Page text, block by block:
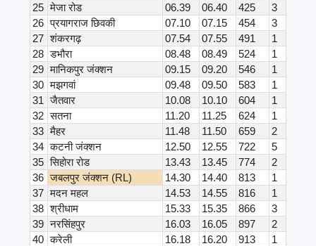
25 मेजा रोड 06.39 06.40 425
3
26 प्रयागराज छिवकी 07.10 07.15 454
3
27 शंकरगढ़ 07.54 07.55 491
1
28 डभौरा 08.48 08.49 524
1
29 मानिकपुर जंक्शन 09.15 09.20 546
1
30 मझगवां 09.48 09.50 583
1
31 जैतवार 10.08 10.10 604
1
32 सतना 11.20 11.25 624
1
33 मैहर 11.48 11.50 659
2
34 कटनी जंक्शन 12.50 12.55 722
5
35 सिहोरा रोड 13.43 13.45 774
2
36 जबलपुर जंक्शन (RL) 14.30 14.40 813
1
37 मदन महल 14.53 14.55 816
1
38 श्रीधाम 15.33 15.35 866
3
39 नरसिंहपुर 16.03 16.05 897
2
40 करेली 16.18 16.20 913
1